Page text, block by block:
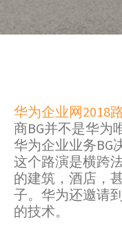
华为企业网2018
商BG并不是华为
华为企业业务BG
这个路演是横跨
的建筑，酒店，
子。华为还邀请
的技术。